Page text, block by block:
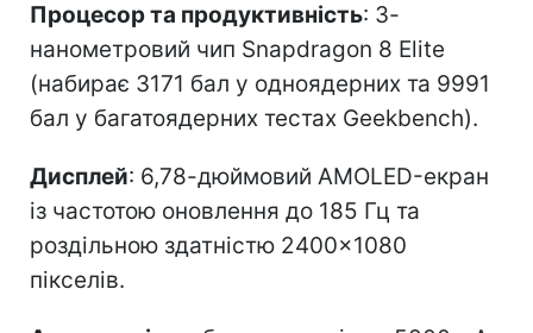
Процесор та продуктивність: 3-
нанометровий чип Snapdragon 8 Elite
(набирає 3171 бал у одноядерних та 9991
бал у багатоядерних тестах Geekbench).
Дисплей: 6,78-дюймовий AMOLED-екран
із частотою оновлення до 185 Гц та
роздільною здатністю 2400×1080
пікселів.